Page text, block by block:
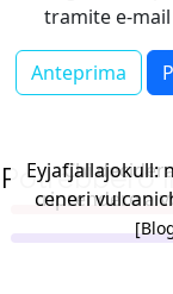
tramite e-mail
Potrebbero
Chi
riprendere a
Eyjafjallajokull:
ceneri